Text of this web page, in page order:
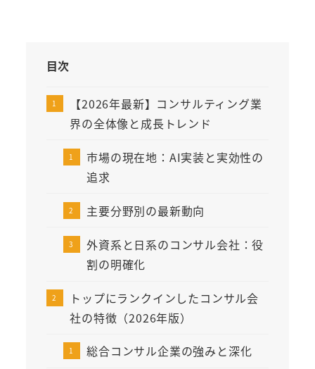
目次
【2026年最新】コンサルティング業
界の全体像と成長トレンド
市場の現在地：AI実装と実効性の
追求
主要分野別の最新動向
外資系と日系のコンサル会社：役
割の明確化
トップにランクインしたコンサル会
社の特徴（2026年版）
総合コンサル企業の強みと深化